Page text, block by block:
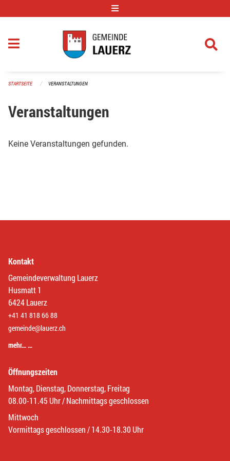
STARTSEITE VERANSTALTUNGEN
Veranstaltungen
Keine Veranstaltungen gefunden.
Kontakt
Gemeindeverwaltung Lauerz
Husmatt 1
6424 Lauerz
+41 41 818 66 88
gemeinde@lauerz.ch
mehr… …
Öffnungszeiten
Montag, Dienstag, Donnerstag, Freitag
08.00-11.45 Uhr / Nachmittags geschlossen
Mittwoch
Vormittags geschlossen / 14.30-18.30 Uhr